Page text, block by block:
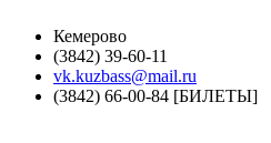
Кемерово
(3842) 39-60-11
vk.kuzbass@mail.ru
(3842) 66-00-84 [БИЛЕТЫ]